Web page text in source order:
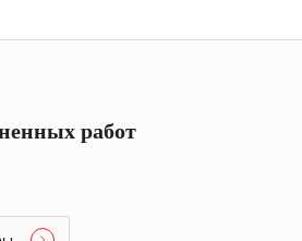
работ